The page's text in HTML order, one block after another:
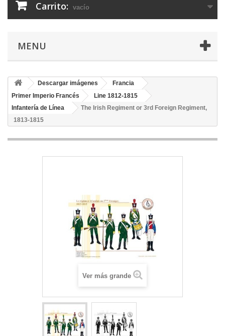
Carrito: vacío
MENU
Descargar imágenes
Francia
Primer Imperio Francés
Line 1812-1815
Infantería de Línea
The Irish Regiment or 3rd Foreign Regiment,
1813-1815
Ver más grande